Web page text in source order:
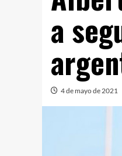
a
4 de mayo de 2021